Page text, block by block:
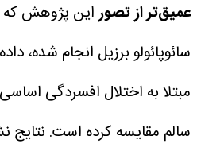
عمیق‌تر از تصوراین پژوهش که
سالم مقایسه کرده است.